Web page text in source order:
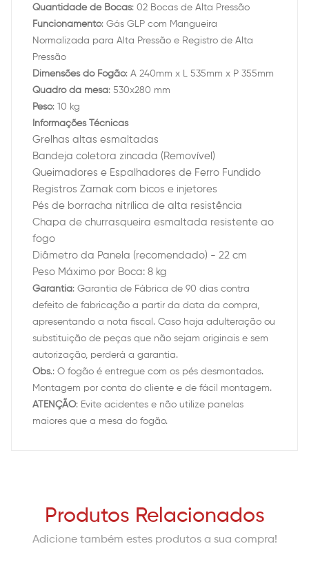
Quantidade de Bocas: 02 Bocas de Alta Pressão
Funcionamento: Gás GLP com Mangueira
Normalizada para Alta Pressão e Registro de Alta
Pressão
Dimensões do Fogão: A 240mm x L 535mm x P 355mm
Quadro da mesa: 530x280 mm
Peso: 10 kg
Informações Técnicas
Grelhas altas esmaltadas
Bandeja coletora zincada (Removível)
Queimadores e Espalhadores de Ferro Fundido
Registros Zamak com bicos e injetores
Pés de borracha nitrílica de alta resistência
Chapa de churrasqueira esmaltada resistente ao
fogo
Diâmetro da Panela (recomendado) - 22 cm
Peso Máximo por Boca: 8 kg
Garantia: Garantia de Fábrica de 90 dias contra
defeito de fabricação a partir da data da compra,
apresentando a nota fiscal. Caso haja adulteração ou
substituição de peças que não sejam originais e sem
autorização, perderá a garantia.
Obs.: O fogão é entregue com os pés desmontados.
Montagem por conta do cliente e de fácil montagem.
ATENÇÃO: Evite acidentes e não utilize panelas
maiores que a mesa do fogão.
Produtos Relacionados
Adicione também estes produtos a sua compra!